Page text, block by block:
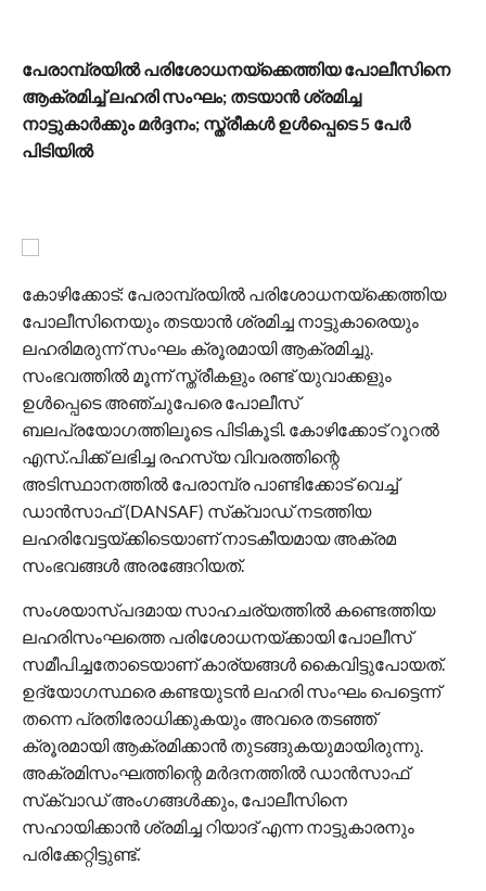
പേരാമ്പ്രയില്‍ പരിശോധനയ്ക്കെത്തിയ പോലീസിനെ
ആക്രമിച്ച് ലഹരി സംഘം; തടയാന്‍ ശ്രമിച്ച
നാട്ടുകാര്‍ക്കും മര്‍ദ്ദനം; സ്ത്രീകള്‍ ഉള്‍പ്പെടെ 5 പേര്‍
പിടിയില്‍
കോഴിക്കോട്: പേരാമ്പ്രയില്‍ പരിശോധനയ്ക്കെത്തിയ
പോലീസിനെയും തടയാന്‍ ശ്രമിച്ച നാട്ടുകാരെയും
ലഹരിമരുന്ന് സംഘം ക്രൂരമായി ആക്രമിച്ചു.
സംഭവത്തില്‍ മൂന്ന് സ്ത്രീകളും രണ്ട് യുവാക്കളും
ഉള്‍പ്പെടെ അഞ്ചുപേരെ പോലീസ്
ബലപ്രയോഗത്തിലൂടെ പിടികൂടി. കോഴിക്കോട് റൂറല്‍
എസ്.പിക്ക് ലഭിച്ച രഹസ്യ വിവരത്തിന്റെ
അടിസ്ഥാനത്തില്‍ പേരാമ്പ്ര പാണ്ടിക്കോട് വെച്ച്
ഡാന്‍സാഫ് (DANSAF) സ്‌ക്വാഡ് നടത്തിയ
ലഹരിവേട്ടയ്ക്കിടെയാണ് നാടകീയമായ അക്രമ
സംഭവങ്ങള്‍ അരങ്ങേറിയത്.
സംശയാസ്പദമായ സാഹചര്യത്തില്‍ കണ്ടെത്തിയ
ലഹരിസംഘത്തെ പരിശോധനയ്ക്കായി പോലീസ്
സമീപിച്ചതോടെയാണ് കാര്യങ്ങള്‍ കൈവിട്ടുപോയത്.
ഉദ്യോഗസ്ഥരെ കണ്ടയുടന്‍ ലഹരി സംഘം പെട്ടെന്ന്
തന്നെ പ്രതിരോധിക്കുകയും അവരെ തടഞ്ഞ്
ക്രൂരമായി ആക്രമിക്കാന്‍ തുടങ്ങുകയുമായിരുന്നു.
അക്രമിസംഘത്തിന്റെ മര്‍ദനത്തില്‍ ഡാന്‍സാഫ്
സ്‌ക്വാഡ് അംഗങ്ങള്‍ക്കും, പോലീസിനെ
സഹായിക്കാന്‍ ശ്രമിച്ച റിയാദ് എന്ന നാട്ടുകാരനും
പരിക്കേറ്റിട്ടുണ്ട്.